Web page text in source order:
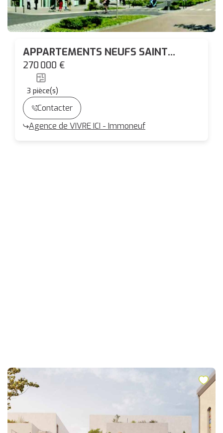
APPARTEMENTS NEUFS SAINT
HERBLAIN DU T2 AU T4
270 000 €
3 pièce(s)
Contacter
Agence de VIVRE ICI - Immoneuf